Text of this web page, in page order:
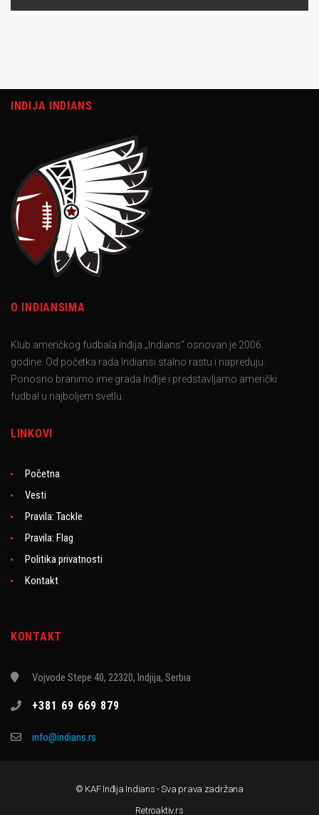
INĐIJA INDIANS
O INDIANSIMA
Klub američkog fudbala Inđija „Indians“ osnovan je 2006.
godine. Od početka rada Indiansi stalno rastu i napreduju.
Ponosno branimo ime grada Inđije i predstavljamo američki
fudbal u najboljem svetlu.
LINKOVI
Početna
Vesti
Pravila: Tackle
Pravila: Flag
Politika privatnosti
Kontakt
KONTAKT
Vojvode Stepe 40, 22320, Indjija, Serbia
+381 69 669 879
info@indians.rs
© KAF Inđija Indians - Sva prava zadržana
Retroaktiv.rs